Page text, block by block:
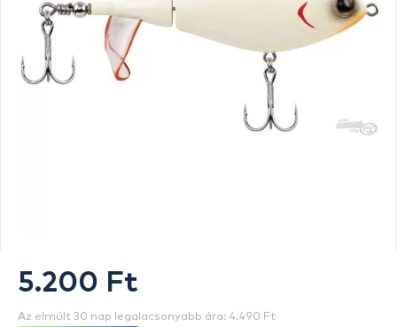
5.200 Ft
Az elmúlt 30 nap legalacsonyabb ára: 4.490 Ft